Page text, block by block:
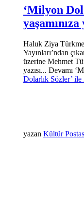
‘Milyon
Haluk Ziya
Yayınları’ndan
üzerine Mehmet
yazısı... Devamı
Dolarlık Sözler’ ile
yazan Kültür